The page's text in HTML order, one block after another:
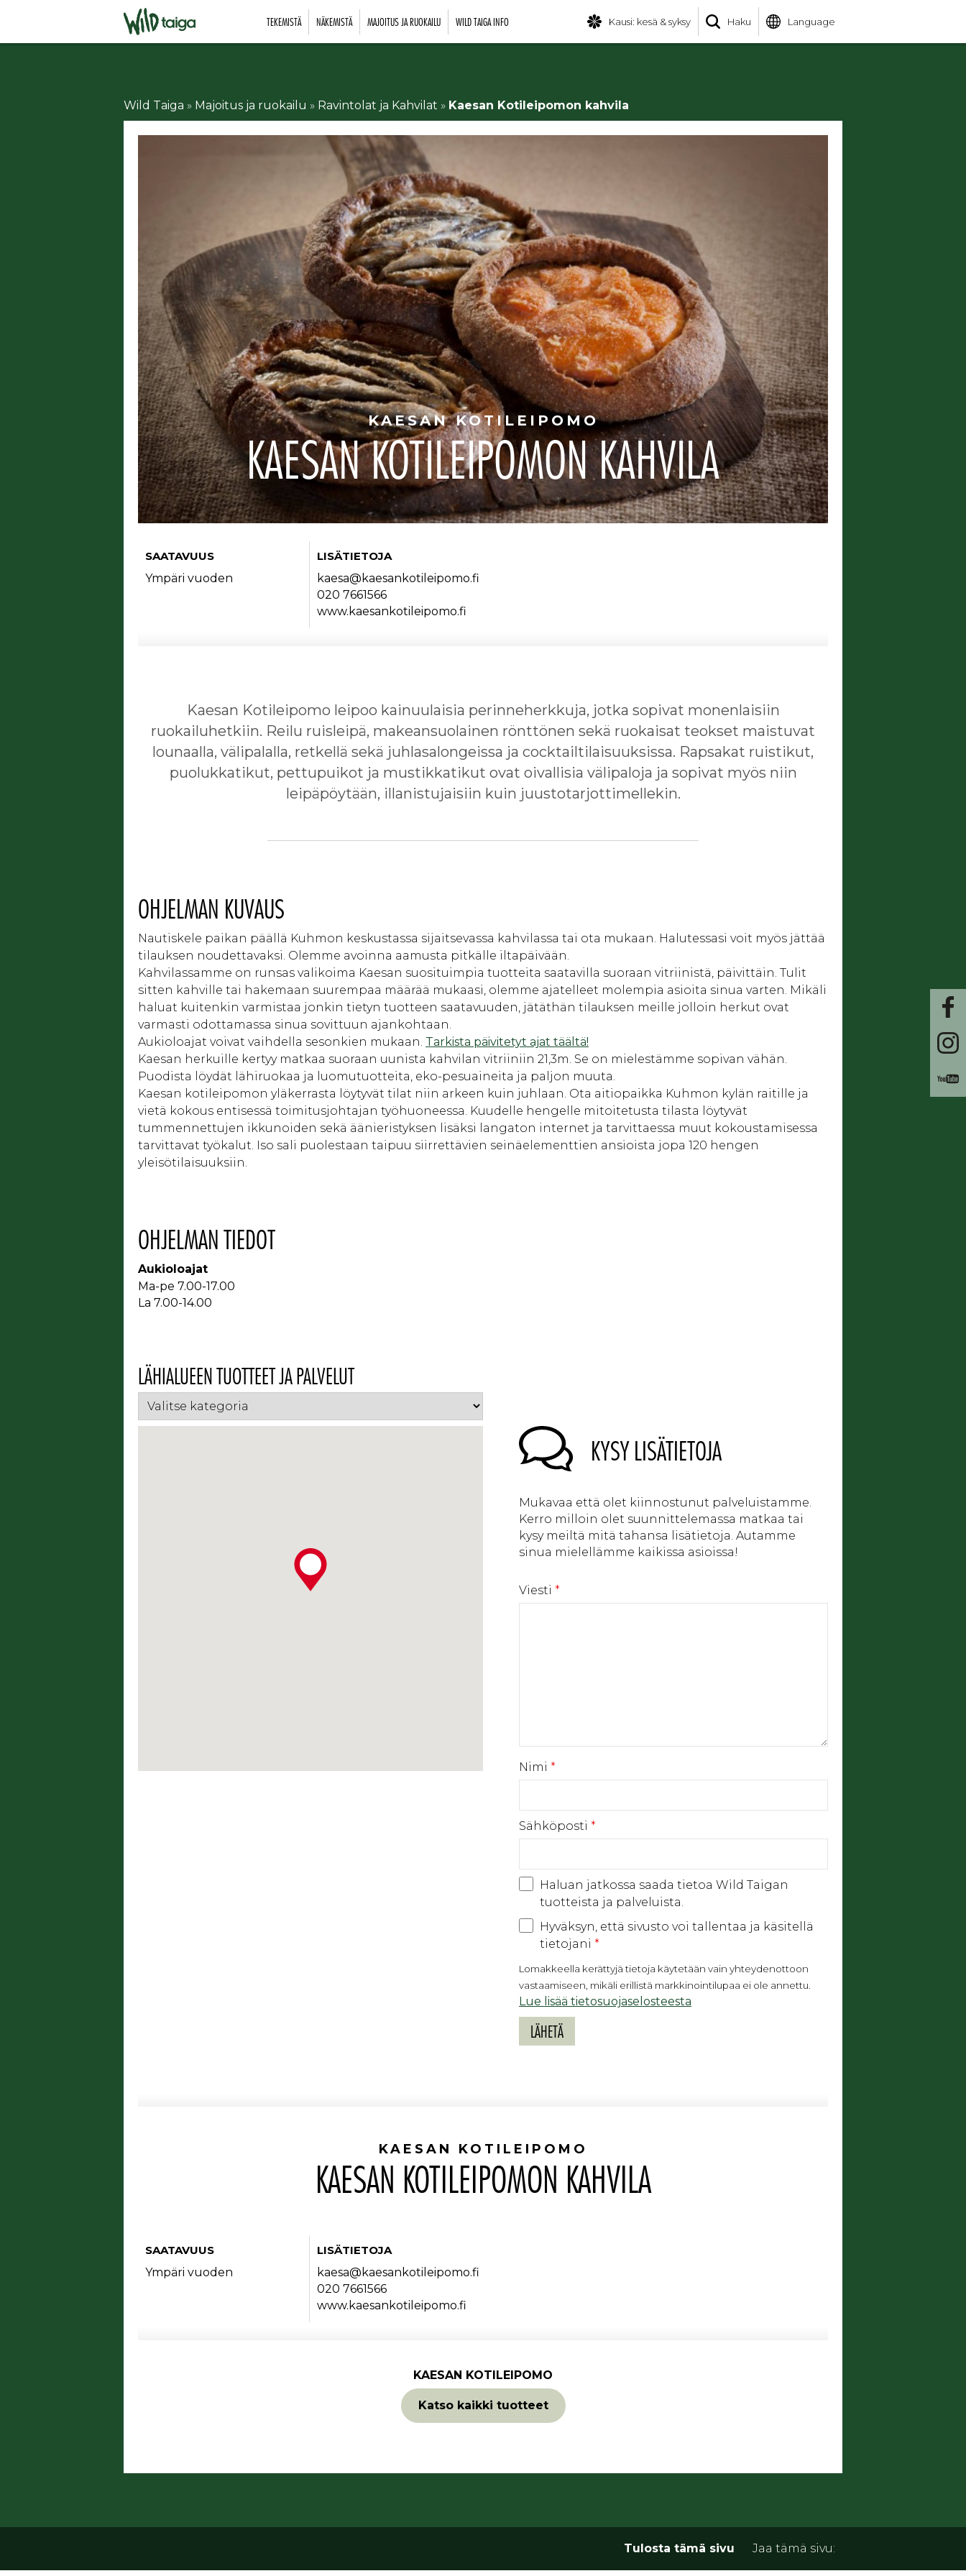
TEKEMISTÄ NÄKEMISTÄ MAJOITUS JA RUOKAILU WILD TAIGA INFO Kausi: kesä & syksy Haku Language
Wild Taiga » Majoitus ja ruokailu » Ravintolat ja Kahvilat » Kaesan Kotileipomon kahvila
KAESAN KOTILEIPOMO
KAESAN KOTILEIPOMON KAHVILA
SAATAVUUS
Ympäri vuoden
LISÄTIETOJA
kaesa@kaesankotileipomo.fi
020 7661566
www.kaesankotileipomo.fi
Kaesan Kotileipomo leipoo kainuulaisia perinneherkkuja, jotka sopivat monenlaisiin
ruokailuhetkiin. Reilu ruisleipä, makeansuolainen rönttönen sekä ruokaisat teokset maistuvat
lounaalla, välipalalla, retkellä sekä juhlasalongeissa ja cocktailtilaisuuksissa. Rapsakat ruistikut,
puolukkatikut, pettupuikot ja mustikkatikut ovat oivallisia välipaloja ja sopivat myös niin
leipäpöytään, illanistujaisiin kuin juustotarjottimellekin.
OHJELMAN KUVAUS
Nautiskele paikan päällä Kuhmon keskustassa sijaitsevassa kahvilassa tai ota mukaan. Halutessasi voit myös jättää
tilauksen noudettavaksi. Olemme avoinna aamusta pitkälle iltapäivään.
Kahvilassamme on runsas valikoima Kaesan suosituimpia tuotteita saatavilla suoraan vitriinistä, päivittäin. Tulit
sitten kahville tai hakemaan suurempaa määrää mukaasi, olemme ajatelleet molempia asioita sinua varten. Mikäli
haluat kuitenkin varmistaa jonkin tietyn tuotteen saatavuuden, jätäthän tilauksen meille jolloin herkut ovat
varmasti odottamassa sinua sovittuun ajankohtaan.
Aukioloajat voivat vaihdella sesonkien mukaan. Tarkista päivitetyt ajat täältä!
Kaesan herkuille kertyy matkaa suoraan uunista kahvilan vitriiniin 21,3m. Se on mielestämme sopivan vähän.
Puodista löydät lähiruokaa ja luomutuotteita, eko-pesuaineita ja paljon muuta.
Kaesan kotileipomon yläkerrasta löytyvät tilat niin arkeen kuin juhlaan. Ota aitiopaikka Kuhmon kylän raitille ja
vietä kokous entisessä toimitusjohtajan työhuoneessa. Kuudelle hengelle mitoitetusta tilasta löytyvät
tummennettujen ikkunoiden sekä äänieristyksen lisäksi langaton internet ja tarvittaessa muut kokoustamisessa
tarvittavat työkalut. Iso sali puolestaan taipuu siirrettävien seinäelementtien ansioista jopa 120 hengen
yleisötilaisuuksiin.
OHJELMAN TIEDOT
Aukioloajat
Ma-pe 7.00-17.00
La 7.00-14.00
LÄHIALUEEN TUOTTEET JA PALVELUT
KYSY LISÄTIETOJA
Mukavaa että olet kiinnostunut palveluistamme.
Kerro milloin olet suunnittelemassa matkaa tai
kysy meiltä mitä tahansa lisätietoja. Autamme
sinua mielellämme kaikissa asioissa!
Viesti *
Nimi *
Sähköposti *
Haluan jatkossa saada tietoa Wild Taigan
tuotteista ja palveluista.
Hyväksyn, että sivusto voi tallentaa ja käsitellä
tietojani *
Lomakkeella kerättyjä tietoja käytetään vain yhteydenottoon
vastaamiseen, mikäli erillistä markkinointilupaa ei ole annettu.
Lue lisää tietosuojaselosteesta
KAESAN KOTILEIPOMO
KAESAN KOTILEIPOMON KAHVILA
SAATAVUUS
Ympäri vuoden
LISÄTIETOJA
kaesa@kaesankotileipomo.fi
020 7661566
www.kaesankotileipomo.fi
KAESAN KOTILEIPOMO
Katso kaikki tuotteet
Tulosta tämä sivu Jaa tämä sivu: